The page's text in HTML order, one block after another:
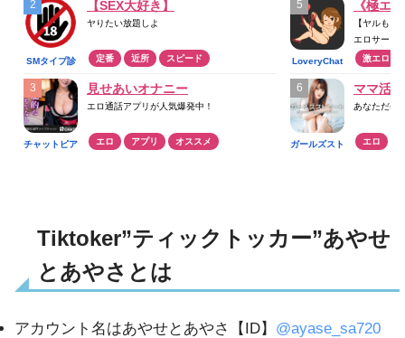
SMタイプ診
断
【SEX大好き】
ヤりたい放題しよ
定番 近所 スピード
チャットピア
見せあいオナニー
エロ通話アプリが人気爆発中！
エロ アプリ オススメ
LoveryChat
《極エ
【ヤルもヌ
エロサービ
激エロ
ガールズスト
ママ活
あなただけ
エロ
Tiktoker”ティックトッカー”あやせ
とあやさとは
アカウント名はあやせとあやさ【ID】 @ayase_sa720